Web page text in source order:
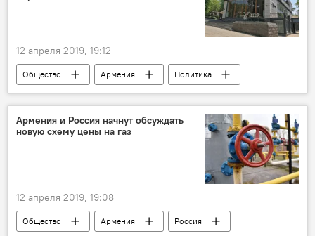
12 апреля 2019, 19:12
Общество Армения
Политика
Новости Армения
охранник
вымогательство
Саргсян
Армения и Россия начнут обсуждать
новую схему цены на газ
12 апреля 2019, 19:08
Общество Армения
Россия